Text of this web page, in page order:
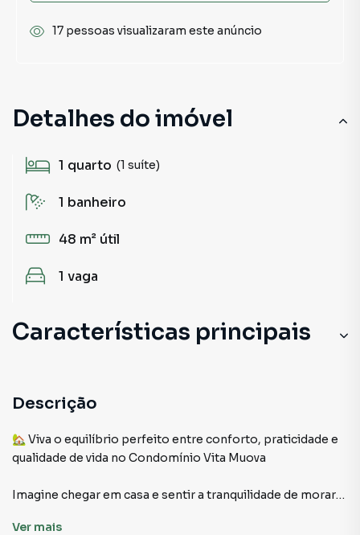
Detalhes do imóvel
1 quarto (1 suíte)
1 banheiro
48 m² útil
1 vaga
Características principais
Sala de Academia
Salão de Festas
Descrição
🏡 Viva o equilíbrio perfeito entre conforto, praticidade e
qualidade de vida no Condomínio Vita Muova
Imagine chegar em casa e sentir a tranquilidade de morar
Belém. Este apartamento foi pensado para quem busca
Ver mais
17 pessoas visualizaram este anúncio